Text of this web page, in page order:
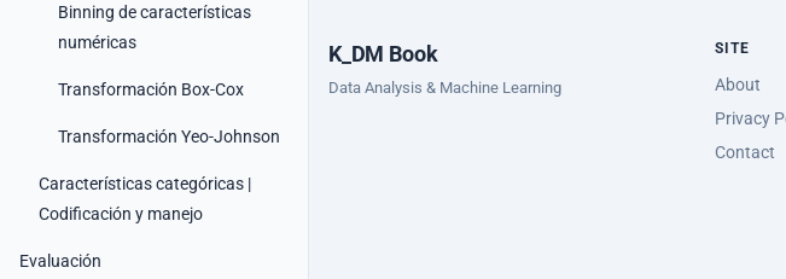
Binning de características
numéricas
Transformación Box-Cox
Transformación Yeo-Johnson
Características categóricas |
Codificación y manejo
Evaluación
K_DM Book
Data Analysis & Machine Learning
SITE
About
Privacy
Contact